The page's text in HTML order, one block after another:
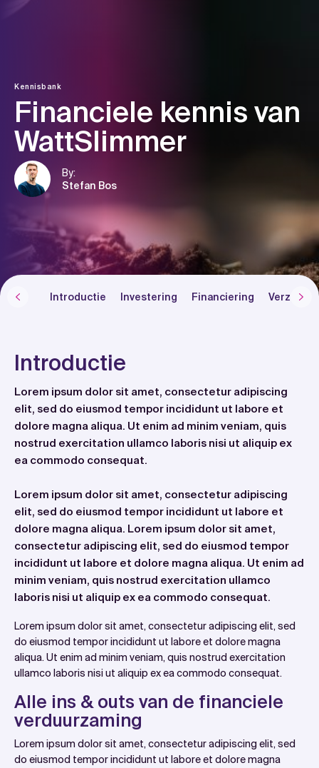
Kennisbank
Financiele kennis van
WattSlimmer
By:
Stefan Bos
Introductie Investering Financiering
Introductie
Lorem ipsum dolor sit amet, consectetur adipiscing
elit, sed do eiusmod tempor incididunt ut labore et
dolore magna aliqua. Ut enim ad minim veniam, quis
nostrud exercitation ullamco laboris nisi ut aliquip ex
ea commodo consequat.
Lorem ipsum dolor sit amet, consectetur adipiscing
elit, sed do eiusmod tempor incididunt ut labore et
dolore magna aliqua. Lorem ipsum dolor sit amet,
consectetur adipiscing elit, sed do eiusmod tempor
incididunt ut labore et dolore magna aliqua. Ut enim ad
minim veniam, quis nostrud exercitation ullamco
laboris nisi ut aliquip ex ea commodo consequat.
Lorem ipsum dolor sit amet, consectetur adipiscing elit, sed
do eiusmod tempor incididunt ut labore et dolore magna
aliqua. Ut enim ad minim veniam, quis nostrud exercitation
ullamco laboris nisi ut aliquip ex ea commodo consequat.
Alle ins & outs van de financiele
verduurzaming
Lorem ipsum dolor sit amet, consectetur adipiscing elit, sed
do eiusmod tempor incididunt ut labore et dolore magna